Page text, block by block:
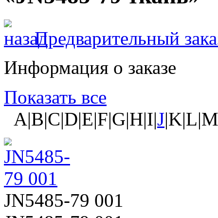
Предварительный
Информация о заказе
Показать все
A|B|C|D|E|F|G|H|I|J
JN5485-79 001